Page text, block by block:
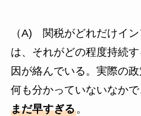
（A) 関税がどれだけイ
は、それがどの程度持続
因が絡んでいる。実際の
何も分かっていないなかで
まだ早すぎる。